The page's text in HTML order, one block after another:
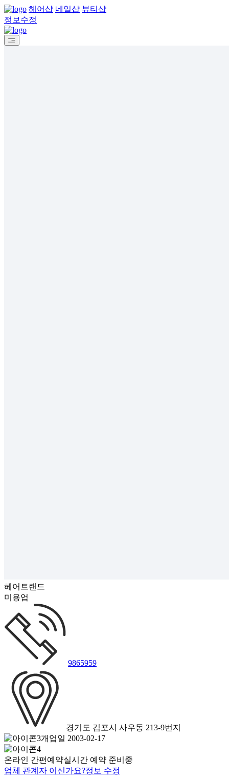
헤어샵 네일샵 뷰티샵
정보수정
헤어트랜드
미용업
9865959
경기도 김포시 사우동 213-9번지
개업일 2003-02-17
온라인 간편예약실시간 예약 준비중
업체 관계자 이신가요?정보 수정